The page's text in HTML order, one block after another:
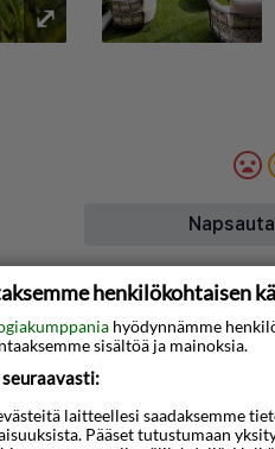
⤢
henkilökohtaisen
hyödynnämme
sisältöä ja mainoksia.
laitteellesi saadaksemme
Pääset tutustumaan